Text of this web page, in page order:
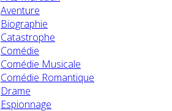
Aventure
Biographie
Catastrophe
Comédie
Comédie Musicale
Comédie Romantique
Drame
Espionnage